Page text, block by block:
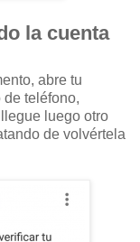
la cuenta
abre tu
teléfono,
luego otro
de volvértela